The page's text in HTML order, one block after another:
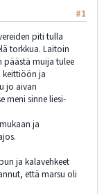
#1
piti tulla
torkkua. Laitoin
päästä muija tulee
keittiöön ja
jo aivan
meni sinne liesi-
ja
ja kalavehkeet
että marsu oli